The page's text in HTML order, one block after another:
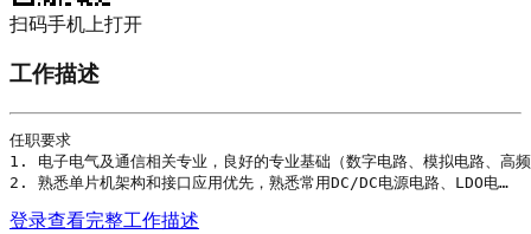
扫码手机上打开
工作描述
任职要求
1. 电子电气及通信相关专业，良好的专业基础（数字电路、模拟电路、高
2. 熟悉单片机架构和接口应用优先，熟悉常用DC/DC电源电路、LDO电…
登录查看完整工作描述